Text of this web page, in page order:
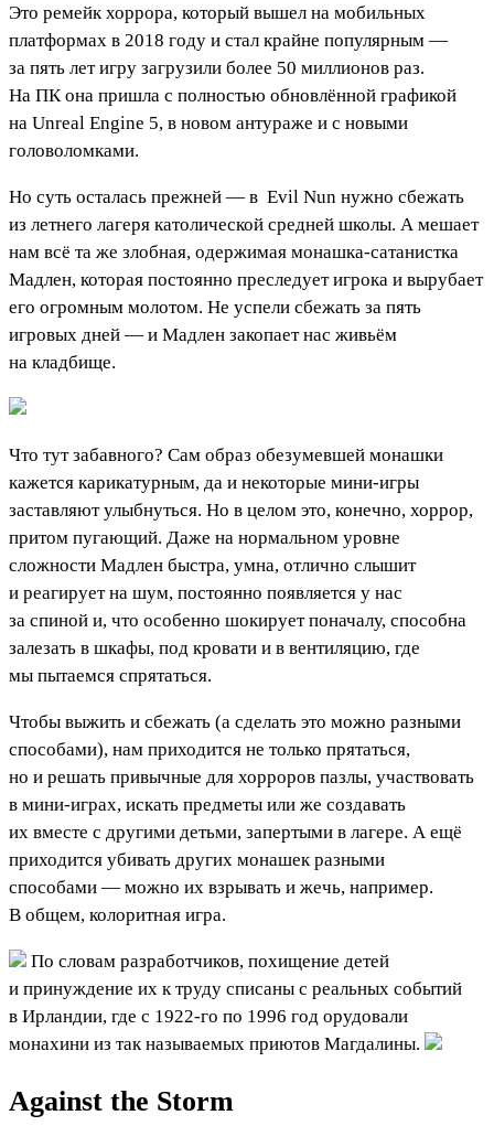
Это ремейк хоррора, который вышел на мобильных
платформах в 2018 году и стал крайне популярным —
за пять лет игру загрузили более 50 миллионов раз.
На ПК она пришла с полностью обновлённой графикой
на Unreal Engine 5, в новом антураже и с новыми
головоломками.
Но суть осталась прежней — в Evil Nun нужно сбежать
из летнего лагеря католической средней школы. А мешает
нам всё та же злобная, одержимая монашка-сатанистка
Мадлен, которая постоянно преследует игрока и вырубает
его огромным молотом. Не успели сбежать за пять
игровых дней — и Мадлен закопает нас живьём
на кладбище.
Что тут забавного? Сам образ обезумевшей монашки
кажется карикатурным, да и некоторые мини-игры
заставляют улыбнуться. Но в целом это, конечно, хоррор,
притом пугающий. Даже на нормальном уровне
сложности Мадлен быстра, умна, отлично слышит
и реагирует на шум, постоянно появляется у нас
за спиной и, что особенно шокирует поначалу, способна
залезать в шкафы, под кровати и в вентиляцию, где
мы пытаемся спрятаться.
Чтобы выжить и сбежать (а сделать это можно разными
способами), нам приходится не только прятаться,
но и решать привычные для хорроров пазлы, участвовать
в мини-играх, искать предметы или же создавать
их вместе с другими детьми, запертыми в лагере. А ещё
приходится убивать других монашек разными
способами — можно их взрывать и жечь, например.
В общем, колоритная игра.
По словам разработчиков, похищение детей
и принуждение их к труду списаны с реальных событий
в Ирландии, где с 1922-го по 1996 год орудовали
монахини из так называемых приютов Магдалины.
Against the Storm